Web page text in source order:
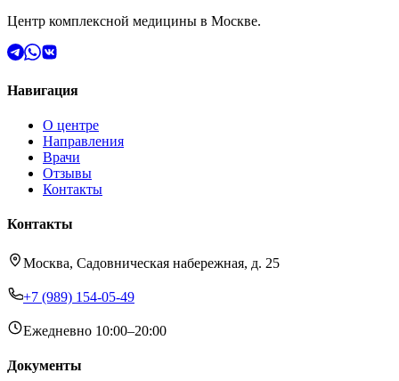
Центр комплексной медицины в Москве.
Навигация
О центре
Направления
Врачи
Отзывы
Контакты
Контакты
Москва, Садовническая набережная, д. 25
+7 (989) 154-05-49
Ежедневно 10:00–20:00
Документы